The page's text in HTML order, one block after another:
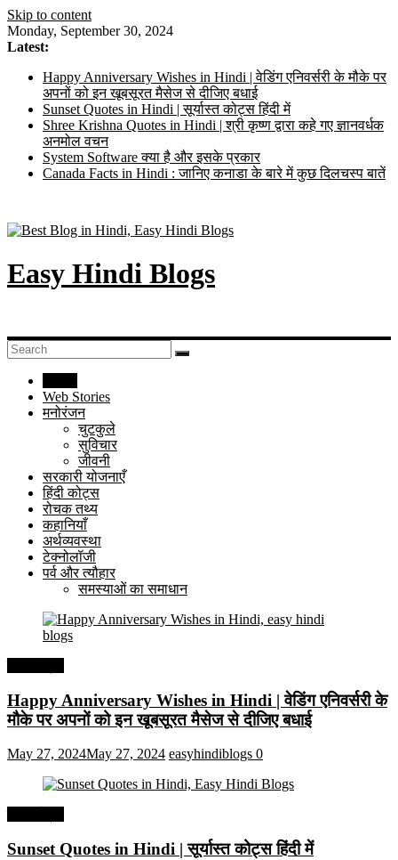
Skip to content
Monday, September 30, 2024
Latest:
Happy Anniversary Wishes in Hindi | वेडिंग एनिवर्सरी के मौके पर
अपनों को इन खूबसूरत मैसेज से दीजिए बधाई
Sunset Quotes in Hindi | सूर्यास्त कोट्स हिंदी में
Shree Krishna Quotes in Hindi | श्री कृष्ण द्वारा कहे गए ज्ञानवर्धक
अनमोल वचन
System Software क्या है और इसके प्रकार
Canada Facts in Hindi : जानिए कनाडा के बारे में कुछ दिलचस्प बातें
Easy Hindi Blogs
Web Stories
मनोरंजन
चुटकुले
सुविचार
जीवनी
सरकारी योजनाएँ
हिंदी कोट्स
रोचक तथ्य
कहानियाँ
अर्थव्यवस्था
टेक्नोलॉजी
पर्व और त्यौहार
समस्याओं का समाधान
Happy Anniversary Wishes in Hindi | वेडिंग एनिवर्सरी के
मौके पर अपनों को इन खूबसूरत मैसेज से दीजिए बधाई
May 27, 2024May 27, 2024 easyhindiblogs 0
Sunset Quotes in Hindi | सूर्यास्त कोट्स हिंदी में